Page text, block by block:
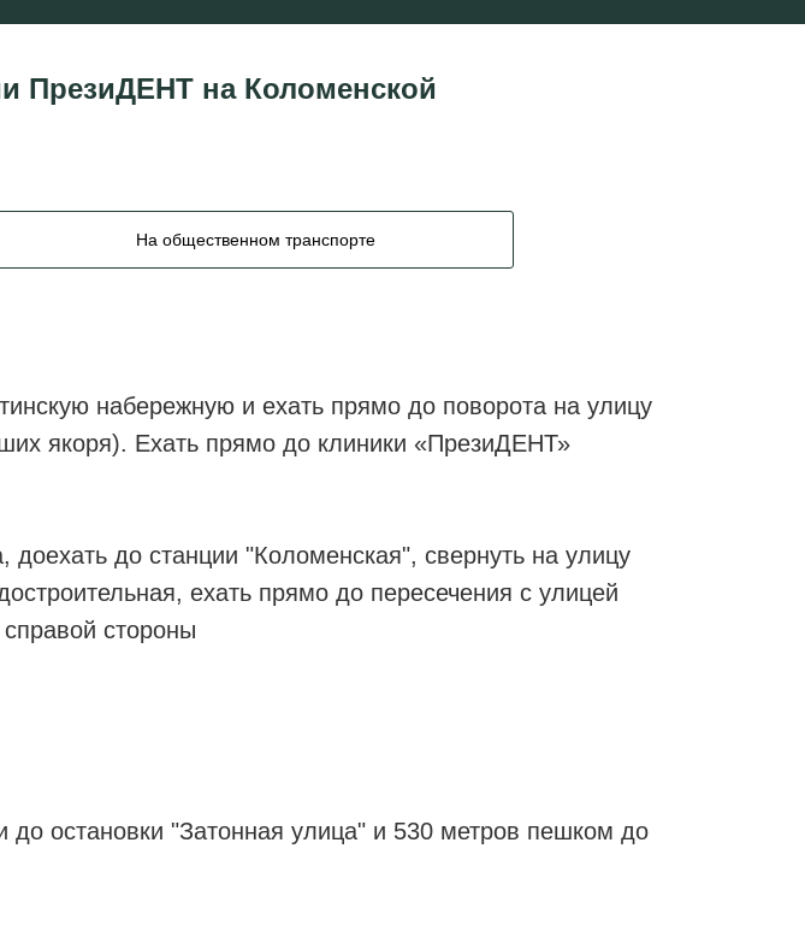
ПрезиДЕНТ на Коломенской
На общественном транспорте
набережную и ехать прямо до поворота на улицу
якоря). Ехать прямо до клиники «ПрезиДЕНТ»
до станции "Коломенская", свернуть на улицу
ехать прямо до пересечения с улицей
стороны
остановки "Затонная улица" и 530 метров пешком до